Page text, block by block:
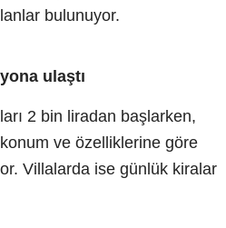
bulunuyor.
ulaştı
2 bin liradan başlarken,
ve özelliklerine göre
Villalarda ise günlük kiralar